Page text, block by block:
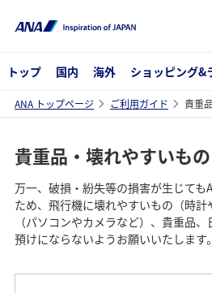
トップ 国内 海外 ショッピング&
ANA トップページ ご利用ガイド 貴重
貴重品・壊れやすいも
万一、破損・紛失等の損害が生じても
ため、飛行機に壊れやすいもの（時
（パソコンやカメラなど）、貴重品
預けにならないようお願いいたします。